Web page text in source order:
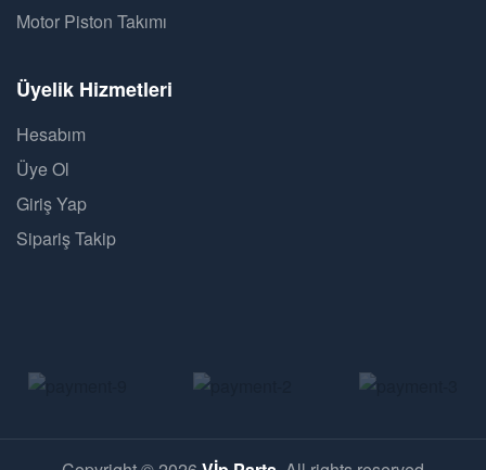
Motor Piston Takımı
Üyelik Hizmetleri
Hesabım
Üye Ol
Giriş Yap
Sipariş Takip